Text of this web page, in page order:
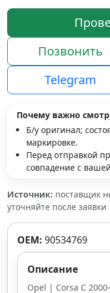
Позвонить
Telegram
Почему важно
Б/у оригинал;
маркировке.
Перед отправкой
совпадение с
Источник: поставщик
уточняйте после заявки
OEM: 90534769
Описание
Opel | Corsa C